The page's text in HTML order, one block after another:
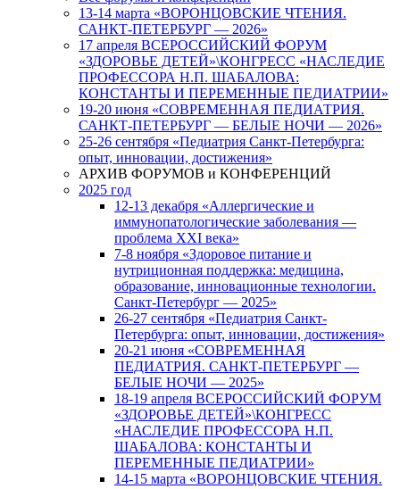
13-14 марта «ВОРОНЦОВСКИЕ ЧТЕНИЯ.
САНКТ-ПЕТЕРБУРГ — 2026»
17 апреля ВСЕРОССИЙСКИЙ ФОРУМ
«ЗДОРОВЬЕ ДЕТЕЙ»\КОНГРЕСС «НАСЛЕДИЕ
ПРОФЕССОРА Н.П. ШАБАЛОВА:
КОНСТАНТЫ И ПЕРЕМЕННЫЕ ПЕДИАТРИИ»
19-20 июня «СОВРЕМЕННАЯ ПЕДИАТРИЯ.
САНКТ-ПЕТЕРБУРГ — БЕЛЫЕ НОЧИ — 2026»
25-26 сентября «Педиатрия Санкт-Петербурга:
опыт, инновации, достижения»
АРХИВ ФОРУМОВ и КОНФЕРЕНЦИЙ
2025 год
12-13 декабря «Аллергические и
иммунопатологические заболевания —
проблема XXI века»
7-8 ноября «Здоровое питание и
нутриционная поддержка: медицина,
образование, инновационные технологии.
Санкт-Петербург — 2025»
26-27 сентября «Педиатрия Санкт-
Петербурга: опыт, инновации, достижения»
20-21 июня «СОВРЕМЕННАЯ
ПЕДИАТРИЯ. САНКТ-ПЕТЕРБУРГ —
БЕЛЫЕ НОЧИ — 2025»
18-19 апреля ВСЕРОССИЙСКИЙ ФОРУМ
«ЗДОРОВЬЕ ДЕТЕЙ»\КОНГРЕСС
«НАСЛЕДИЕ ПРОФЕССОРА Н.П.
ШАБАЛОВА: КОНСТАНТЫ И
ПЕРЕМЕННЫЕ ПЕДИАТРИИ»
14-15 марта «ВОРОНЦОВСКИЕ ЧТЕНИЯ.